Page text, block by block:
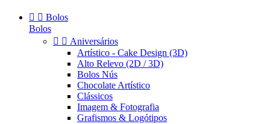
  Bolos
Bolos
  Aniversários
Artístico - Cake Design (3D)
Alto Relevo (2D / 3D)
Bolos Nús
Chocolate Artístico
Clássicos
Imagem & Fotografia
Grafismos & Logótipos